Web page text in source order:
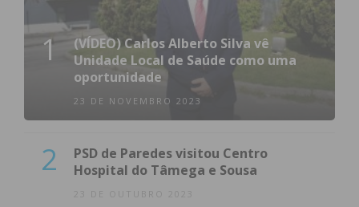
1
(VÍDEO) Carlos Alberto Silva vê
Unidade Local de Saúde como uma
oportunidade
23 DE NOVEMBRO 2023
2
PSD de Paredes visitou Centro
Hospital do Tâmega e Sousa
23 DE OUTUBRO 2023